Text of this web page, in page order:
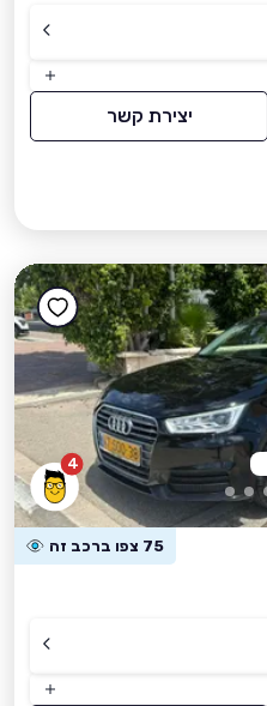
יצירת קשר
4
75 צפו ברכב זה